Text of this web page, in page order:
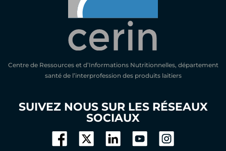
Centre de Ressources et d’Informations Nutritionnelles, département
santé de l’interprofession des produits laitiers
SUIVEZ NOUS SUR LES RÉSEAUX
SOCIAUX